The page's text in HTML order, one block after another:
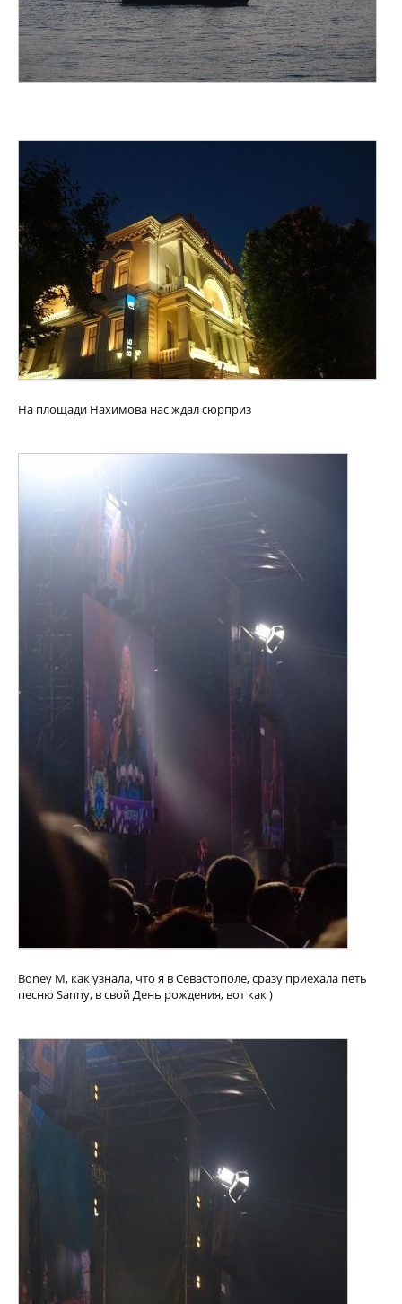
На площади Нахимова нас ждал сюрприз
Boney M, как узнала, что я в Севастополе, сразу приехала петь
песню Sanny, в свой День рождения, вот как )